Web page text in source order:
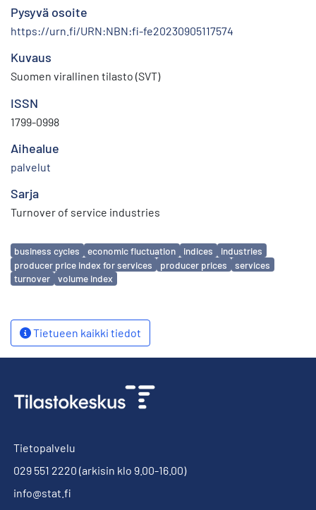
Pysyvä osoite
https://urn.fi/URN:NBN:fi-fe20230905117574
Kuvaus
Suomen virallinen tilasto (SVT)
ISSN
1799-0998
Aihealue
palvelut
Sarja
Turnover of service industries
Avainsanat
business cycles economic fluctuation indices
industries
producer price index for services
producer prices
services
turnover
volume index
Tietueen kaikki tiedot
Tietopalvelu
029 551 2220 (arkisin klo 9.00-16.00)
info@stat.fi